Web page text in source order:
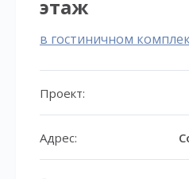
этаж
в гостиничном
Проект:
Адрес: